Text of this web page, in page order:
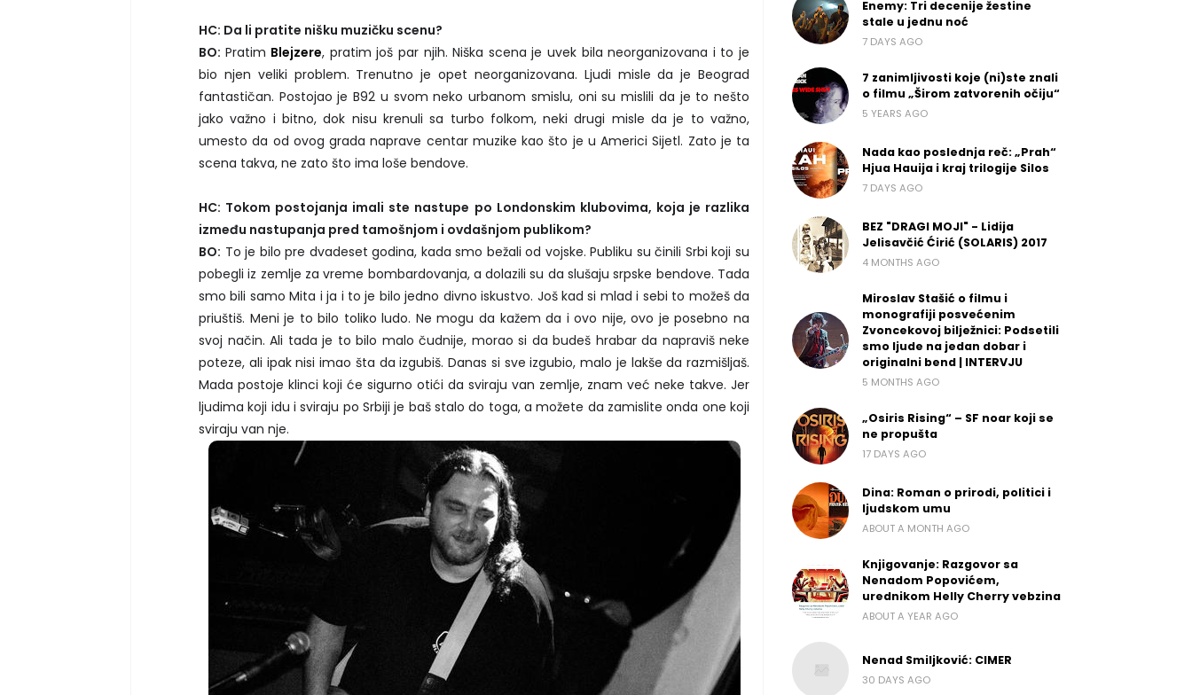
HC: Da li pratite nišku muzičku scenu?
BO: Pratim Blejzere, pratim još par njih. Niška scena je uvek bila neorganizovana i to je
bio njen veliki problem. Trenutno je opet neorganizovana. Ljudi misle da je Beograd
fantastičan. Postojao je B92 u svom neko urbanom smislu, oni su mislili da je to nešto
jako važno i bitno, dok nisu krenuli sa turbo folkom, neki drugi misle da je to važno,
umesto da od ovog grada naprave centar muzike kao što je u Americi Sijetl. Zato je ta
scena takva, ne zato što ima loše bendove.
HC: Tokom postojanja imali ste nastupe po Londonskim klubovima, koja je razlika
između nastupanja pred tamošnjom i ovdašnjom publikom?
BO: To je bilo pre dvadeset godina, kada smo bežali od vojske. Publiku su činili Srbi koji su
pobegli iz zemlje za vreme bombardovanja, a dolazili su da slušaju srpske bendove. Tada
smo bili samo Mita i ja i to je bilo jedno divno iskustvo. Još kad si mlad i sebi to možeš da
priuštiš. Meni je to bilo toliko ludo. Ne mogu da kažem da i ovo nije, ovo je posebno na
svoj način. Ali tada je to bilo malo čudnije, morao si da budeš hrabar da napraviš neke
poteze, ali ipak nisi imao šta da izgubiš. Danas si sve izgubio, malo je lakše da razmišljaš.
Mada postoje klinci koji će sigurno otići da sviraju van zemlje, znam već neke takve. Jer
ljudima koji idu i sviraju po Srbiji je baš stalo do toga, a možete da zamislite onda one koji
sviraju van nje.
Enemy: Tri decenije žestine
stale u jednu noć
7 DAYS AGO
7 zanimljivosti koje (ni)ste znali
o filmu „Širom zatvorenih očiju“
5 YEARS AGO
Nada kao poslednja reč: „Prah“
Hjua Hauija i kraj trilogije Silos
7 DAYS AGO
BEZ "DRAGI MOJI" - Lidija
Jelisavčić Ćirić (SOLARIS) 2017
4 MONTHS AGO
Miroslav Stašić o filmu i
monografiji posvećenim
Zvoncekovoj bilježnici: Podsetili
smo ljude na jedan dobar i
originalni bend | INTERVJU
5 MONTHS AGO
„Osiris Rising“ – SF noar koji se
ne propušta
17 DAYS AGO
Dina: Roman o prirodi, politici i
ljudskom umu
ABOUT A MONTH AGO
Knjigovanje: Razgovor sa
Nenadom Popovićem,
urednikom Helly Cherry vebzina
ABOUT A YEAR AGO
Nenad Smiljković: CIMER
30 DAYS AGO